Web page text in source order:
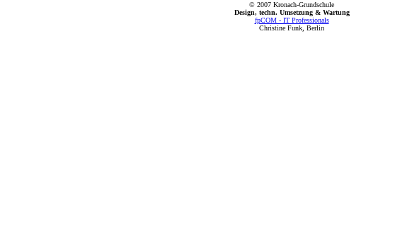
© 2007 Kronach-Grundschule
Design, techn. Umsetzung & Wartung
fpCOM - IT Professionals
Christine Funk, Berlin